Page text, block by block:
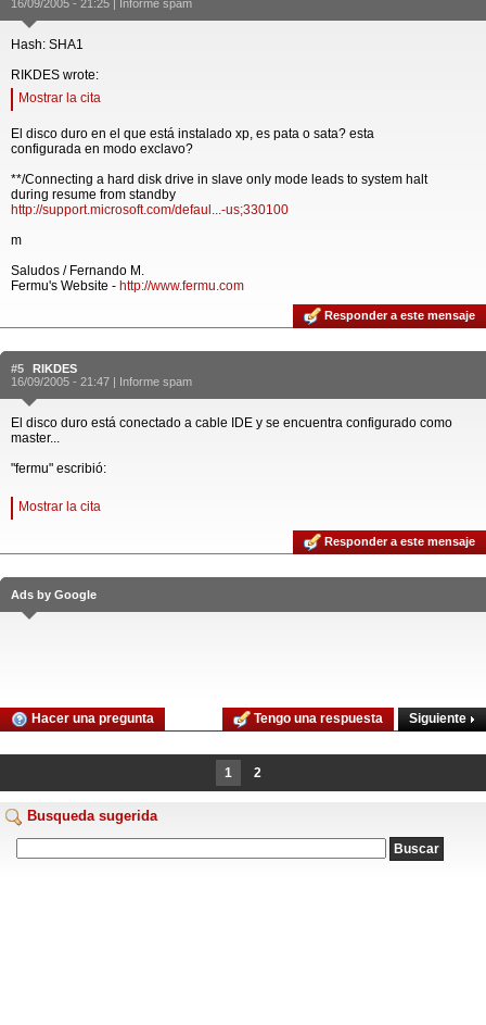
16/09/2005 - 21:25 | Informe spam
Hash: SHA1
RIKDES wrote:
Mostrar la cita
El disco duro en el que está instalado xp, es pata o sata? esta
configurada en modo exclavo?
**/Connecting a hard disk drive in slave only mode leads to system halt
during resume from standby
http://support.microsoft.com/defaul...-us;330100
m
Saludos / Fernando M.
Fermu's Website - http://www.fermu.com
Responder a este mensaje
#5
RIKDES
16/09/2005 - 21:47 | Informe spam
El disco duro está conectado a cable IDE y se encuentra configurado como
master...
"fermu" escribió:
Mostrar la cita
Responder a este mensaje
Ads by Google
Hacer una pregunta Siguiente
Tengo una respuesta
1 2
Busqueda sugerida